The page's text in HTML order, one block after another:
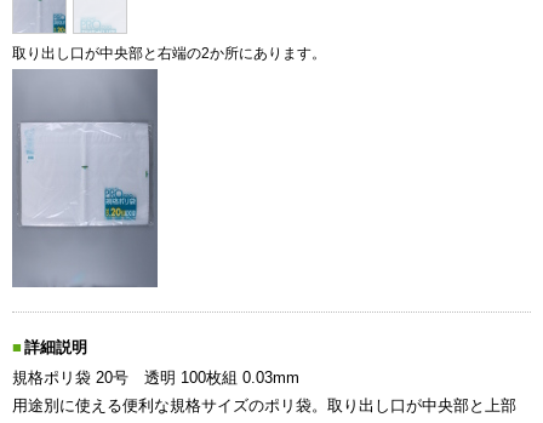
取り出し口が中央部と右端の2か所にあります。
詳細説明
規格ポリ袋 20号 透明 100枚組 0.03mm
用途別に使える便利な規格サイズのポリ袋。取り出し口が中央部と上部